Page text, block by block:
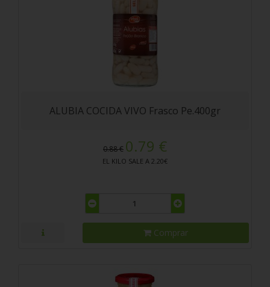
ALUBIA COCIDA VIVO Frasco Pe.400gr
0.88 € 0.79 €
EL KILO SALE A 2.20€
Comprar